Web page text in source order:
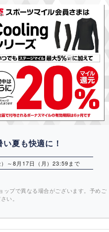
夏も快適に！
～8月17日（月）23:59まで
プで異なる場合がございます。予めご
い。